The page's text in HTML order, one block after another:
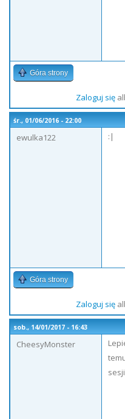
Góra strony
Zaloguj się
śr., 01/06/2016 - 22:00
ewulka122
:|
Góra strony
Zaloguj się
sob., 14/01/2017 - 16:43
CheesyMonster